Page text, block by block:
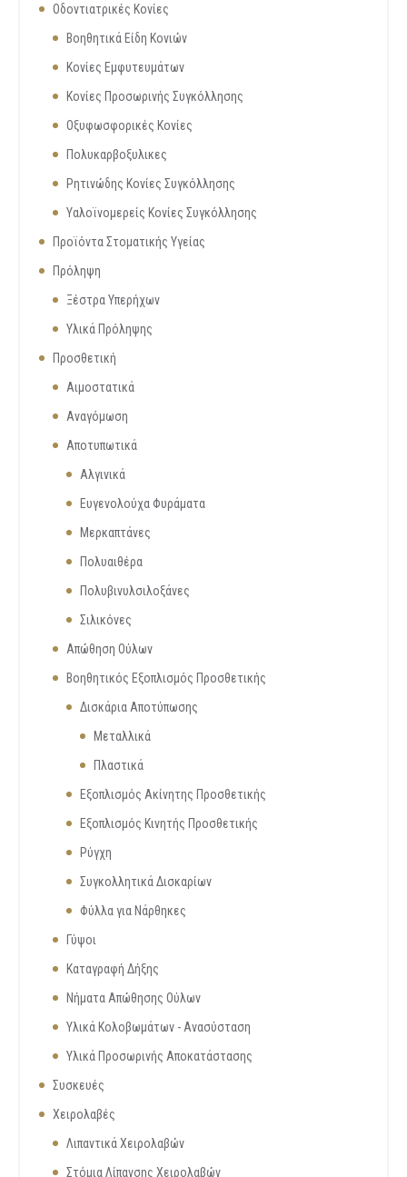
Οδοντιατρικές Κονίες
Βοηθητικά Είδη Κονιών
Κονίες Εμφυτευμάτων
Κονίες Προσωρινής Συγκόλλησης
Οξυφωσφορικές Κονίες
Πολυκαρβοξυλικες
Ρητινώδης Κονίες Συγκόλλησης
Υαλοϊνομερείς Κονίες Συγκόλλησης
Προϊόντα Στοματικής Υγείας
Πρόληψη
Ξέστρα Υπερήχων
Υλικά Πρόληψης
Προσθετική
Αιμοστατικά
Αναγόμωση
Αποτυπωτικά
Αλγινικά
Ευγενολούχα Φυράματα
Μερκαπτάνες
Πολυαιθέρα
Πολυβινυλσιλοξάνες
Σιλικόνες
Απώθηση Ούλων
Βοηθητικός Εξοπλισμός Προσθετικής
Δισκάρια Αποτύπωσης
Μεταλλικά
Πλαστικά
Εξοπλισμός Ακίνητης Προσθετικής
Εξοπλισμός Κινητής Προσθετικής
Ρύγχη
Συγκολλητικά Δισκαρίων
Φύλλα για Νάρθηκες
Γύψοι
Καταγραφή Δήξης
Νήματα Απώθησης Ούλων
Υλικά Κολοβωμάτων - Ανασύσταση
Υλικά Προσωρινής Αποκατάστασης
Συσκευές
Χειρολαβές
Λιπαντικά Χειρολαβών
Στόμια Λίπανσης Χειρολαβών